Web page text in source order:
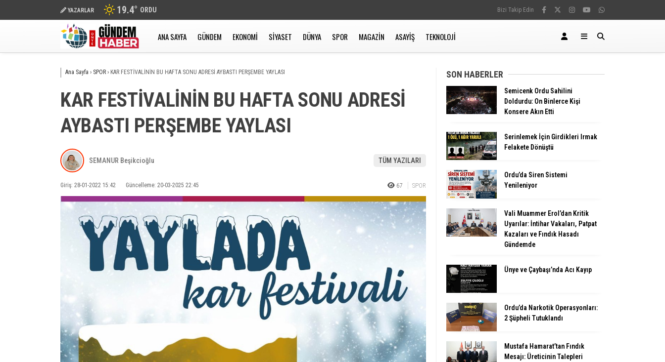
YAZARLAR 19.4° ORDU Bizi Takip Edin
ANA SAYFA GÜNDEM EKONOMİ SİYASET DÜNYA SPOR MAGAZİN ASAYİŞ TEKNOLOJİ
Ana Sayfa › SPOR › KAR FESTİVALİNİN BU HAFTA SONU ADRESİ AYBASTI PERŞEMBE YAYLASI
KAR FESTİVALİNİN BU HAFTA SONU ADRESİ
AYBASTI PERŞEMBE YAYLASI
SEMANUR Beşikcioğlu TÜM YAZILARI
Giriş: 28-01-2022 15:42 Güncelleme: 20-03-2025 22:45 67 SPOR
SON HABERLER
Semicenk Ordu Sahilini
Doldurdu: On Binlerce Kişi
Konsere Akın Etti
Serinlemek İçin Girdikleri Irmak
Felakete Dönüştü
Ordu’da Siren Sistemi
Yenileniyor
Vali Muammer Erol’dan Kritik
Uyarılar: İntihar Vakaları, Patpat
Kazaları ve Fındık Hasadı
Gündemde
Ünye ve Çaybaşı’nda Acı Kayıp
Ordu’da Narkotik Operasyonları:
2 Şüpheli Tutuklandı
Mustafa Hamarat’tan Fındık
Mesajı: Üreticinin Talepleri